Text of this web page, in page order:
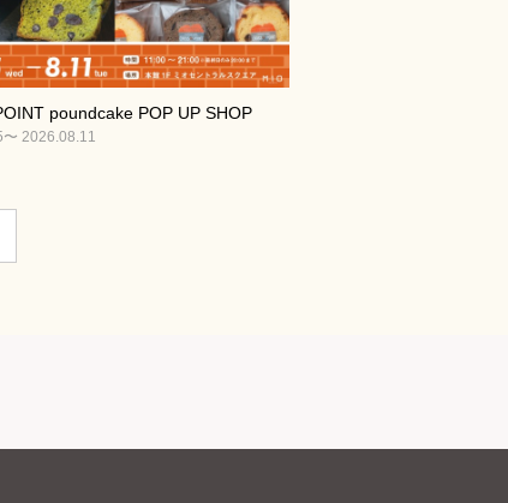
poundcake POP UP SHOP
2026.08.11